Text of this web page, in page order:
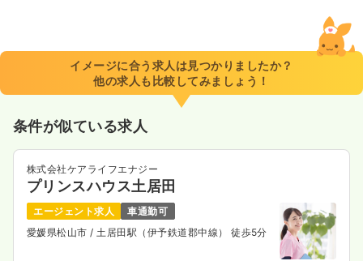
イメージに合う求人は見つかりましたか？
他の求人も比較してみましょう！
条件が似ている求人
株式会社ケアライフエナジー
プリンスハウス土居田
エージェント求人
車通勤可
愛媛県松山市 / 土居田駅（伊予鉄道郡中線） 徒歩5分